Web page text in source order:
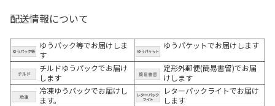
配送情報について
ゆうパック等でお届けしま
す
ゆうパケットでお届けします
チルドゆうパックでお届け
します
定形外郵便(簡易書留)でお届
けします
冷凍ゆうパックでお届けし
ます。
レターパックライトでお届け
します